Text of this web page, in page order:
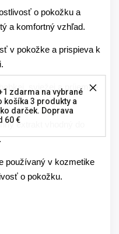
zdarma na vybrané
3 produkty a
darček. Doprava
60 €
o pokožku a
a komfortný vzhľad.
v pokožke a prispieva k
sviežej a príjemne
extrakt vhodný do
používaný v kozmetike
o pokožku.